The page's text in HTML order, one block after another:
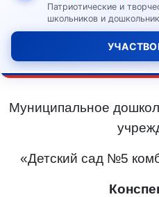
Патриотические и
школьников и
Муниципальное
«Детский сад №5